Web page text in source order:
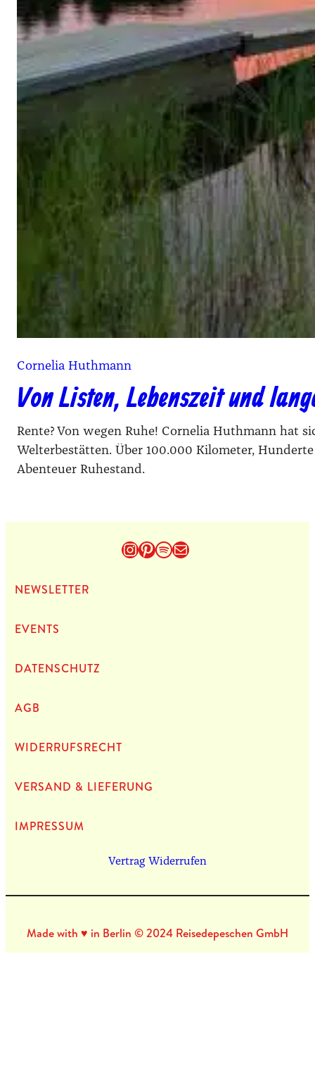
Cornelia Huthmann
Von Listen, Lebenszeit und
Rente? Von wegen Ruhe! Cornelia Huthmann hat
Welterbestätten. Über 100.000 Kilometer,
Abenteuer Ruhestand.
Instagram
Pinterest
Spotify
E-Mail
NEWS­LET­TER
EVENTS
DATEN­SCHUTZ
AGB
WIDERRUFSRECHT
VERSAND & LIEFERUNG
IMPRES­SUM
Vertrag Widerrufen
Made with ♥ in Berlin © 2024 Reisedepeschen GmbH